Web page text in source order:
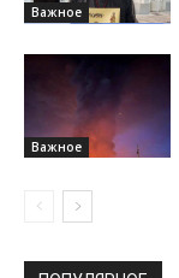
Важное
Важное